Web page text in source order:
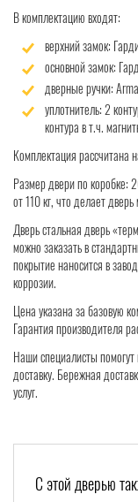
В комплектацию входят:
верхний замок:
основной замок:
дверные ручки:
уплотнитель: 2
контура в т.ч.
Комплектация рассчитана
Размер двери по коробке:
от 110 кг, что делает
Дверь стальная дверь
можно заказать в
покрытие наносится в
коррозии.
Цена указана за базовую
Гарантия производителя
Наши специалисты
доставку. Бережная
услуг.
С этой дверью